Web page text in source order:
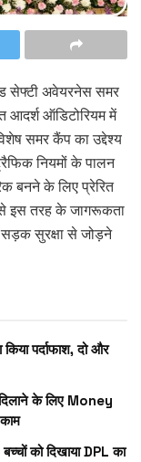
सेफ्टी अवेयरनेस समर
ऑडिटोरियम में
समर कैंप का उद्देश्य
नियमों के पालन
बनने के लिए प्रेरित
से इस तरह के जागरूकता
सुरक्षा से जोड़ने
पर्दाफाश, दो और
के लिए Money
को दिखाया DPL का